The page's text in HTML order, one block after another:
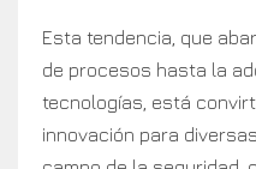
Esta tendencia, que
de procesos hasta la
tecnologías, está
innovación para